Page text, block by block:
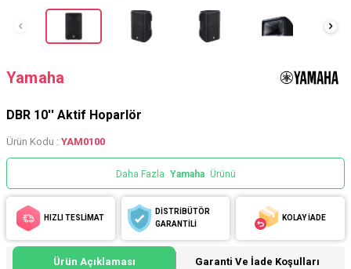
Yamaha
DBR 10'' Aktif Hoparlör
Ürün Kodu : YAM0100
Daha Fazla Yamaha Ürünü
HIZLI TESLİMAT
DİSTRİBÜTÖR
GARANTİLİ
KOLAY İADE
Ürün Açıklaması Garanti Ve İade Koşulları